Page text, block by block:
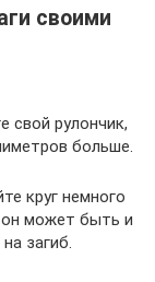
своими
свой рулончик,
больше.
круг немного
он может быть и
загиб.